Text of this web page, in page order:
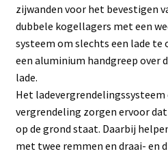
zijwanden voor het bevestigen
dubbele kogellagers met een
systeem om slechts een lade te
een aluminium handgreep over
lade.
Het ladevergrendelingssysteem
vergrendeling zorgen ervoor
op de grond staat. Daarbij
met twee remmen en draai- en